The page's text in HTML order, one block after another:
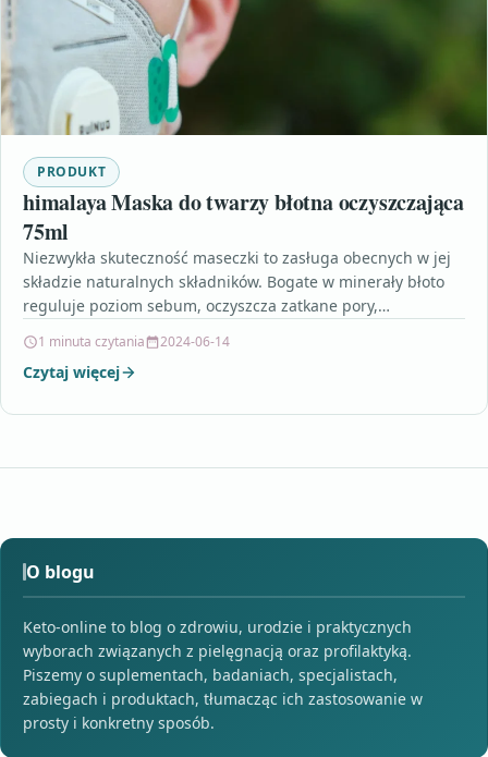
PRODUKT
himalaya Maska do twarzy błotna oczyszczająca
75ml
Niezwykła skuteczność maseczki to zasługa obecnych w jej
składzie naturalnych składników. Bogate w minerały błoto
reguluje poziom sebum, oczyszcza zatkane pory,
1 minuta czytania 2024-06-14
Czytaj więcej
O blogu
Keto-online to blog o zdrowiu, urodzie i praktycznych
wyborach związanych z pielęgnacją oraz profilaktyką.
Piszemy o suplementach, badaniach, specjalistach,
zabiegach i produktach, tłumacząc ich zastosowanie w
prosty i konkretny sposób.